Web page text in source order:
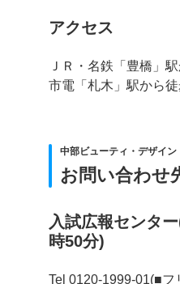
アクセス
ＪＲ・名鉄「豊橋」
市電「札木」駅から
中部ビューティ・デザイ
お問い合わせ
入試広報センタ
時50分)
Tel 0120-1999-01(■フ